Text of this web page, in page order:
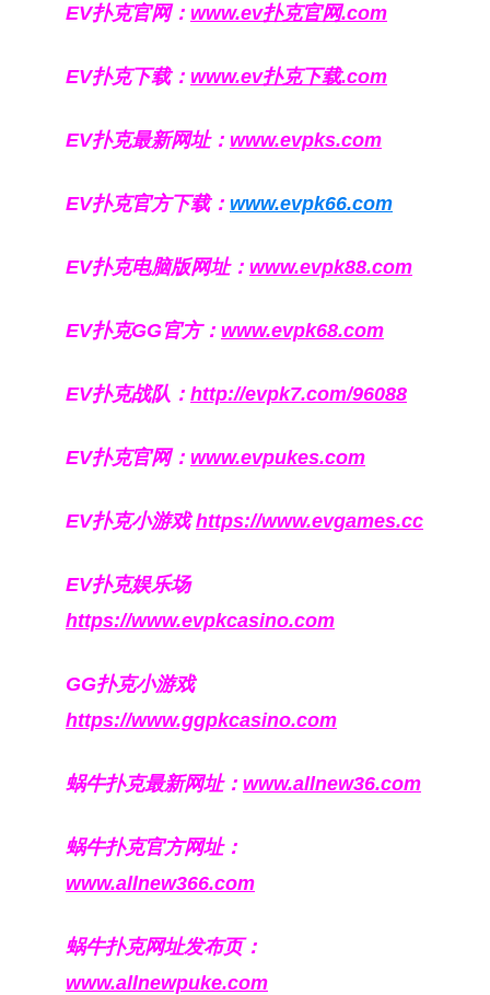
EV扑克官网： www.ev扑克官网.com
EV扑克下载： www.ev扑克下载.com
EV扑克最新网址： www.evpks.com
EV扑克官方下载： www.evpk66.com
EV扑克电脑版网址： www.evpk88.com
EV扑克GG官方： www.evpk68.com
EV扑克战队： http://evpk7.com/96088
EV扑克官网： www.evpukes.com
EV扑克小游戏https://www.evgames.cc
EV扑克娱乐场
https://www.evpkcasino.com
GG扑克小游戏
https://www.ggpkcasino.com
蜗牛扑克最新网址： www.allnew36.com
蜗牛扑克官方网址：
www.allnew366.com
蜗牛扑克网址发布页：
www.allnewpuke.com